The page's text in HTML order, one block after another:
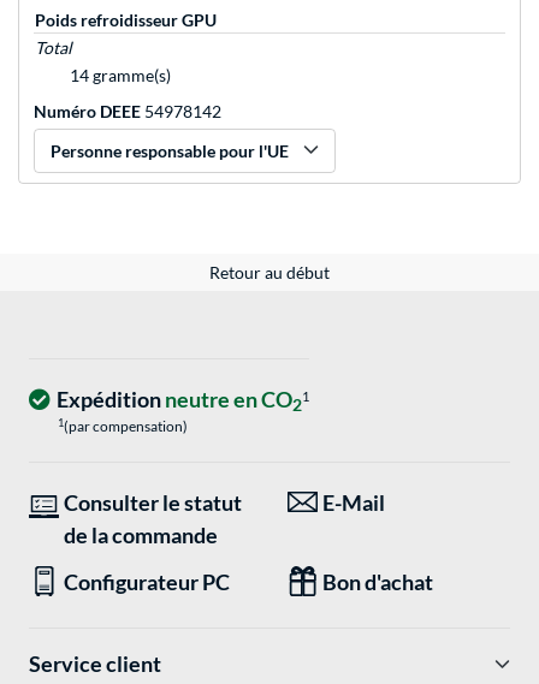
Poids refroidisseur GPU
Total
14 gramme(s)
Numéro DEEE 54978142
Personne responsable pour l'UE
Retour au début
Expéditionneutre en CO21
1(par compensation)
Consulter le statut
de la commande
E-Mail
Configurateur PC Bon d'achat
Service client